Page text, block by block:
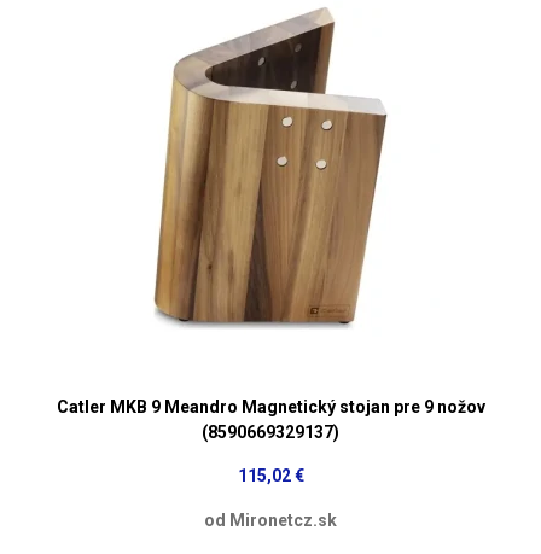
Catler MKB 9 Meandro Magnetický stojan pre 9 nožov
(8590669329137)
115,02 €
od Mironetcz.sk